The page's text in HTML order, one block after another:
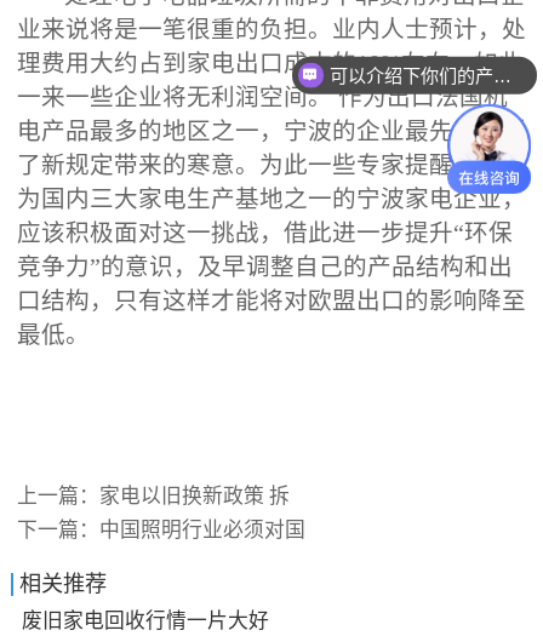
业来说将是一笔很重的负担。业内人士预计，处
理费用大约占到家电出口成本的10%左右，如此
一来一些企业将无利润空间。 作为出口法国机
电产品最多的地区之一，宁波的企业最先感受到
了新规定带来的寒意。为此一些专家提醒说，作
为国内三大家电生产基地之一的宁波家电企业，
应该积极面对这一挑战，借此进一步提升“环保
竞争力”的意识，及早调整自己的产品结构和出
口结构，只有这样才能将对欧盟出口的影响降至
最低。
上一篇： 家电以旧换新政策 拆
下一篇： 中国照明行业必须对国
相关推荐
废旧家电回收行情一片大好